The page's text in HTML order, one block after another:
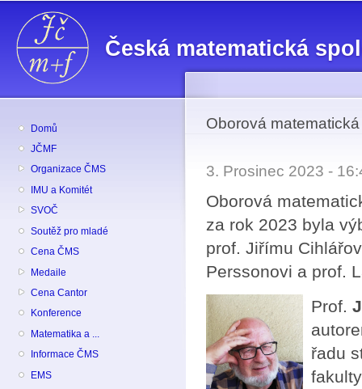
Česká matematická
Domů
JČMF
Organizace ČMS
IMU a Komitét
SVOČ
Soutěž pro mladé
Cena ČMS
Medaile
Cena Cantor
Konference
Matematika a ...
Informace ČMS
EMS
Oborová
3. Prosinec 2023 -
Oborová
za rok 2023 byla
prof. Jiřímu
Perssonovi a prof.
Prof.
řadu